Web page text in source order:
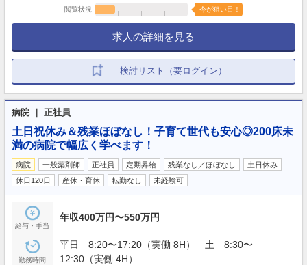
閲覧状況 今が狙い目！
求人の詳細を見る
検討リスト（要ログイン）
病院 ｜ 正社員
土日祝休み＆残業ほぼなし！子育て世代も安心◎200床未
満の病院で幅広く学べます！
病院 一般薬剤師 正社員 定期昇給 残業なし／ほぼなし
土日休み
休日120日
産休・育休 転勤なし 未経験可
給与・手当
年収400万円〜550万円
勤務時間
平日 8:20〜17:20（実働 8H） 土 8:30〜
12:30（実働 4H）